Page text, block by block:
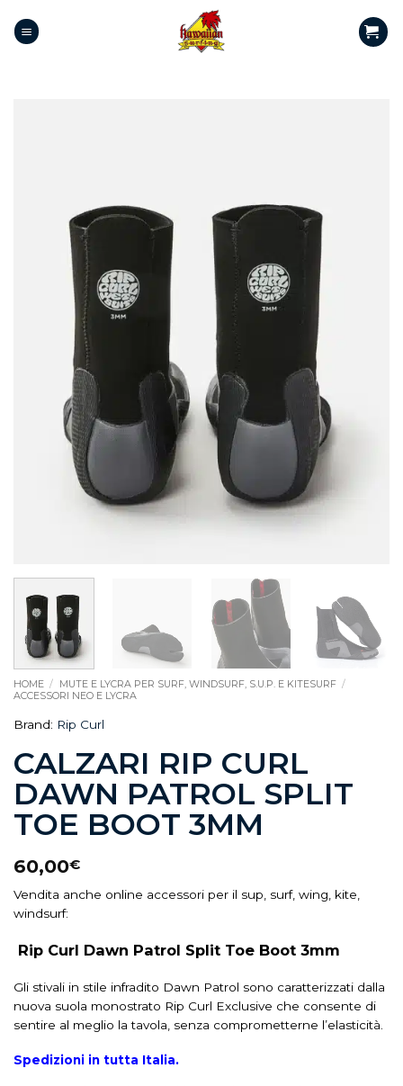
HOME / MUTE E LYCRA PER SURF, WINDSURF, S.U.P. E KITESURF /
ACCESSORI NEO E LYCRA
Brand: Rip Curl
CALZARI RIP CURL
DAWN PATROL SPLIT
TOE BOOT 3MM
60,00€
Vendita anche online accessori per il sup, surf, wing, kite,
windsurf:
Rip Curl Dawn Patrol Split Toe Boot 3mm
Gli stivali in stile infradito Dawn Patrol sono caratterizzati dalla
nuova suola monostrato Rip Curl Exclusive che consente di
sentire al meglio la tavola, senza comprometterne l’elasticità.
Spedizioni in tutta Italia.